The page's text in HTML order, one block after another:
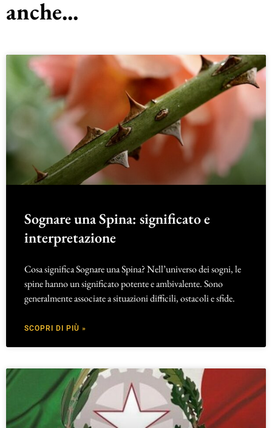
anche...
Sognare una Spina: significato e
interpretazione
Cosa significa Sognare una Spina? Nell’universo dei sogni, le
spine hanno un significato potente e ambivalente. Sono
generalmente associate a situazioni difficili, ostacoli e sfide.
SCOPRI DI PIÙ »